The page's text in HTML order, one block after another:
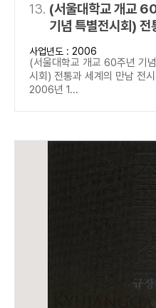
13. (서울대학교 개교
기념 특별전시회) 전
세계의 만남
사업년도 : 2006
(서울대학교 개교 60주년 기
시회) 전통과 세계의 만남 전
2006년 1...